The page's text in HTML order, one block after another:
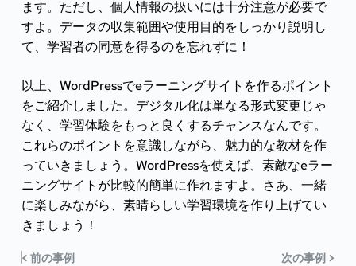
ます。ただし、個人情報の扱いには十分注意が必要で
すよ。データの収集範囲や使用目的をしっかり説明し
て、学習者の同意を得るのを忘れずに！
以上、WordPressでeラーニングサイトを作るポイント
をご紹介しました。デジタル化は単なる形式変更じゃ
なく、学習体験をもっと良くするチャンスなんです。
これらのポイントを意識しながら、魅力的な教材を作
っていきましょう。WordPressを使えば、素敵なeラー
ニングサイトが比較的簡単に作れますよ。さあ、一緒
に楽しみながら、素晴らしい学習環境を作り上げてい
きましょう！
< 前の事例 次の事例 >